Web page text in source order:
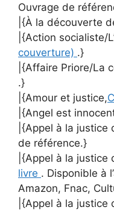
Ouvrage de
|{À la découverte
|{Action socialiste/
couverture) .}
|{Affaire Priore/La
.}
|{Amour et justice,
|{Angel est
|{Appel à la justice
de référence.}
|{Appel à la justice
livre . Disponible à
Amazon, Fnac,
|{Appel à la justice